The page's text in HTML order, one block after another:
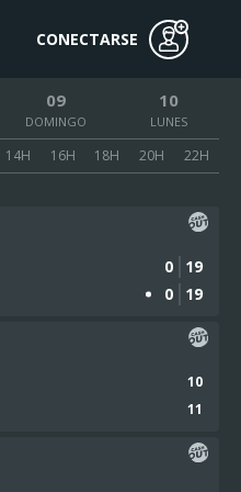
CONECTARSE
09
DOMINGO
10
LUNES
14H 16H 18H 20H 22H
19
0
19
0
10
11